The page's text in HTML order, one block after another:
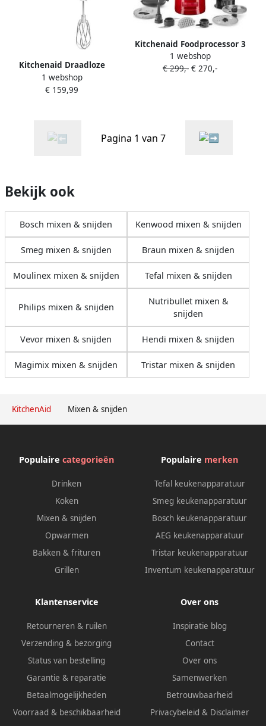
KitchenAid Mixen & snijden
Kitchenaid Draadloze
Handmixer 5KHMB732EBM
Matzwart | Mixers |
1 webshop
€ 159,99
Kitchenaid Foodprocessor 3
1L 5KFP1319EER Keizerrood
| Food processors |
1 webshop
€ 299,- € 270,-
Pagina 1 van 7
Bekijk ook
Bosch mixen & snijden Kenwood mixen & snijden
Smeg mixen & snijden Braun mixen & snijden
Moulinex mixen & snijden Tefal mixen & snijden
Philips mixen & snijden
Nutribullet mixen &
snijden
Vevor mixen & snijden Hendi mixen & snijden
Magimix mixen & snijden Tristar mixen & snijden
Populaire categorieën
Drinken
Koken
Mixen & snijden
Opwarmen
Bakken & frituren
Grillen
Populaire merken
Tefal keukenapparatuur
Smeg keukenapparatuur
Bosch keukenapparatuur
AEG keukenapparatuur
Tristar keukenapparatuur
Inventum keukenapparatuur
Klantenservice
Retourneren & ruilen
Verzending & bezorging
Status van bestelling
Garantie & reparatie
Betaalmogelijkheden
Voorraad & beschikbaarheid
Over ons
Inspiratie blog
Contact
Over ons
Samenwerken
Betrouwbaarheid
Privacybeleid & Disclaimer